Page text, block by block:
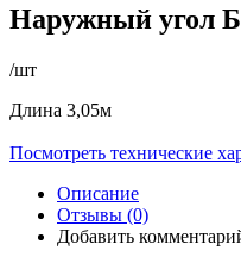
Наружный угол
/шт
Длина 3,05м
Посмотреть технические
Описание
Отзывы (0)
Добавить